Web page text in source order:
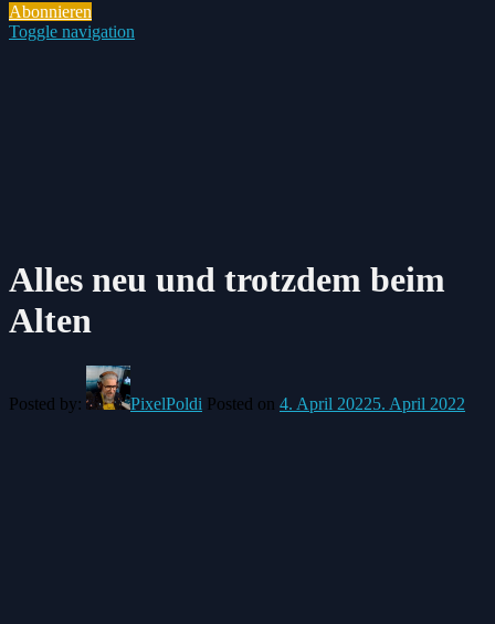
Abonnieren
Toggle navigation
Alles neu und trotzdem beim
Alten
Posted by: PixelPoldi Posted on 4. April 20225. April 2022